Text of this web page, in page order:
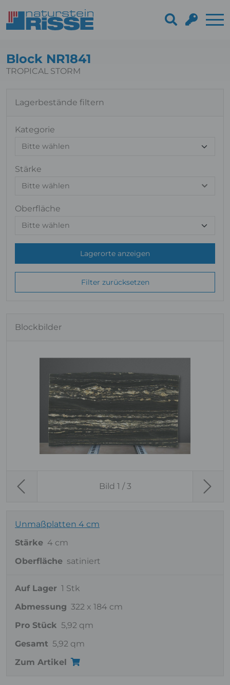
Block NR1841
TROPICAL STORM
Lagerbestände filtern
Kategorie
Stärke
Bitte wählen
Oberfläche
Lagerorte anzeigen
Filter zurücksetzen
Blockbilder
Previous Bild 1 / 3 Next
Unmaßplatten 4 cm
Stärke 4 cm
Oberfläche satiniert
Auf Lager 1 Stk
Abmessung 322 x 184 cm
Pro Stück 5,92 qm
Gesamt 5,92 qm
Zum Artikel